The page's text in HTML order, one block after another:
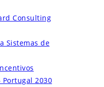
Consulting
Sistemas de
Portugal 2030